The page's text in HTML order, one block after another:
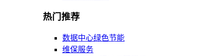
热门推荐
数据中心绿色节能
维保服务